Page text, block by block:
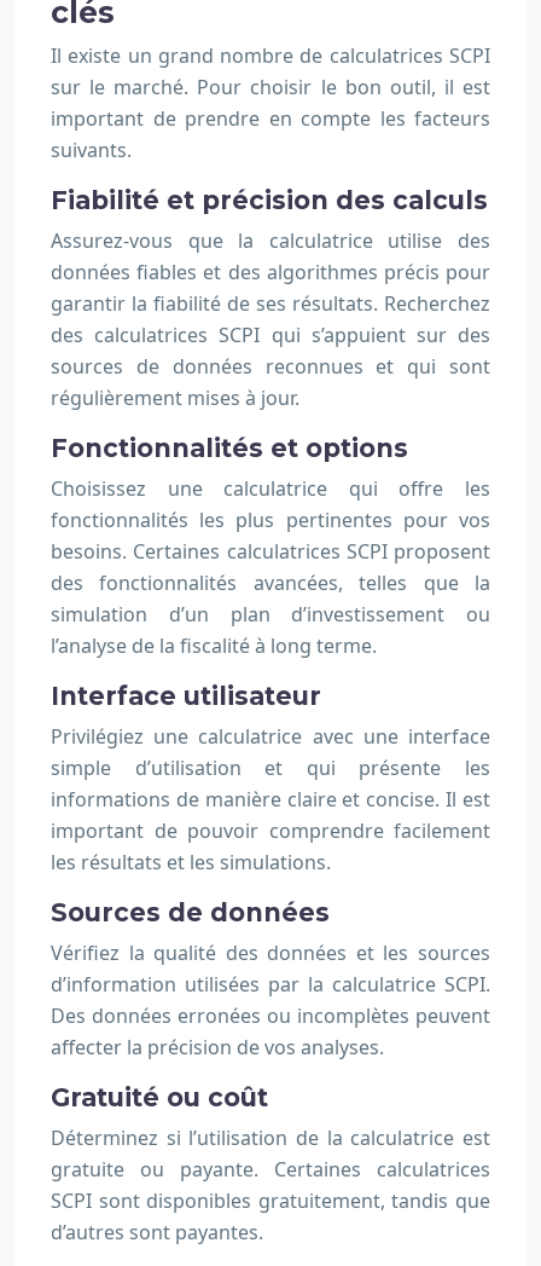
clés
Il existe un grand nombre de calculatrices SCPI
sur le marché. Pour choisir le bon outil, il est
important de prendre en compte les facteurs
suivants.
Fiabilité et précision des calculs
Assurez-vous que la calculatrice utilise des
données fiables et des algorithmes précis pour
garantir la fiabilité de ses résultats. Recherchez
des calculatrices SCPI qui s’appuient sur des
sources de données reconnues et qui sont
régulièrement mises à jour.
Fonctionnalités et options
Choisissez une calculatrice qui offre les
fonctionnalités les plus pertinentes pour vos
besoins. Certaines calculatrices SCPI proposent
des fonctionnalités avancées, telles que la
simulation d’un plan d’investissement ou
l’analyse de la fiscalité à long terme.
Interface utilisateur
Privilégiez une calculatrice avec une interface
simple d’utilisation et qui présente les
informations de manière claire et concise. Il est
important de pouvoir comprendre facilement
les résultats et les simulations.
Sources de données
Vérifiez la qualité des données et les sources
d’information utilisées par la calculatrice SCPI.
Des données erronées ou incomplètes peuvent
affecter la précision de vos analyses.
Gratuité ou coût
Déterminez si l’utilisation de la calculatrice est
gratuite ou payante. Certaines calculatrices
SCPI sont disponibles gratuitement, tandis que
d’autres sont payantes.